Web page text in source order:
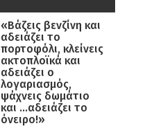
«Βάζεις βενζίνη και
αδειάζει το
πορτοφόλι, κλείνεις
ακτοπλοϊκά και
αδειάζει ο
λογαριασμός,
ψάχνεις δωμάτιο
και …αδειάζει το
όνειρο!»